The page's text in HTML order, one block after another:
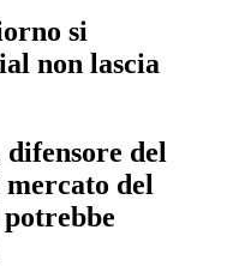
si
non lascia
del
del